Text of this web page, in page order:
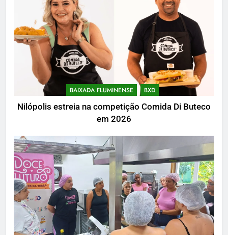
BAIXADA FLUMINENSE BXD
Nilópolis estreia na competição Comida Di Buteco
em 2026